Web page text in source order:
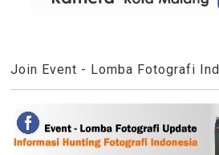
Join Event - Lomba Fotografi